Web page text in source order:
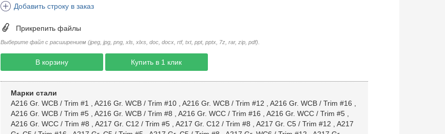
Добавить строку в заказ
Прикрепить файлы
Выберите файл с расширением (jpeg, jpg, png, xls, xlxs, doc, docx, rtf, txt, ppt, pptx, 7z, rar, zip, pdf).
В корзину Купить в 1 клик
Марки стали
A216 Gr. WCB / Trim #1
A216 Gr. WCB / Trim #10, A216 Gr. WCB / Trim #12 A216 Gr. WCB / Trim #16
A216 Gr. WCB / Trim #5, A216 Gr. WCB / Trim #8 A216 Gr. WCC / Trim #16 A216 Gr. WCC / Trim #5,
A216 Gr. WCC / Trim #8
A217 Gr. C12 / Trim #5, A217 Gr. C12 / Trim #8 A217 Gr. C5 / Trim #12
A217